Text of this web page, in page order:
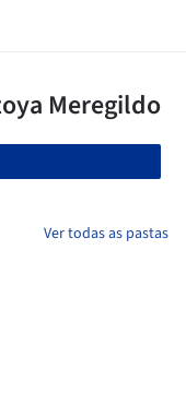
Ver todas as pastas